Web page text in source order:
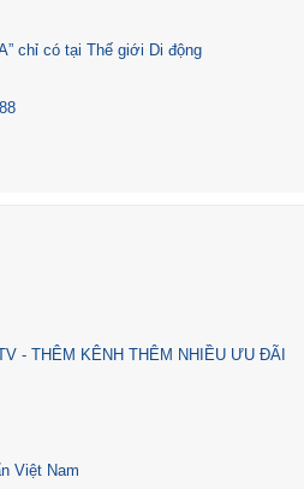
chỉ có tại Thế giới Di động
- THÊM KÊNH THÊM NHIỀU ƯU ĐÃI
Việt Nam